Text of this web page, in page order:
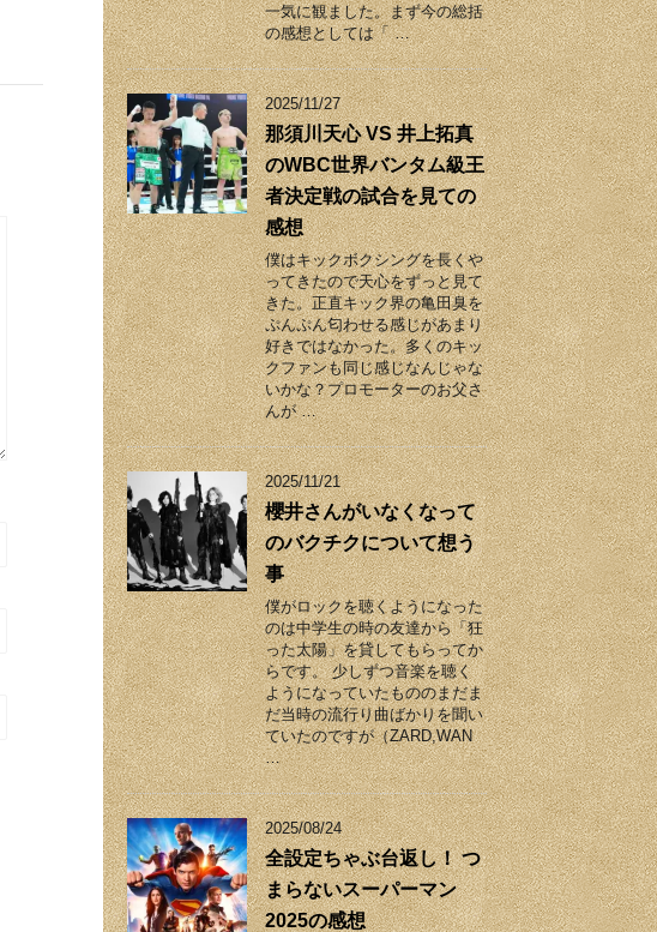
一気に観ました。まず今の総括
の感想としては「 …
2025/11/27
那須川天心 VS 井上拓真
のWBC世界バンタム級王
者決定戦の試合を見ての
感想
僕はキックボクシングを長くや
ってきたので天心をずっと見て
きた。正直キック界の亀田臭を
ぷんぷん匂わせる感じがあまり
好きではなかった。多くのキッ
クファンも同じ感じなんじゃな
いかな？プロモーターのお父さ
んが …
2025/11/21
櫻井さんがいなくなって
のバクチクについて想う
事
僕がロックを聴くようになった
のは中学生の時の友達から「狂
った太陽」を貸してもらってか
らです。 少しずつ音楽を聴く
ようになっていたもののまだま
だ当時の流行り曲ばかりを聞い
ていたのですが（ZARD,WAN
…
2025/08/24
全設定ちゃぶ台返し！ つ
まらないスーパーマン
2025の感想